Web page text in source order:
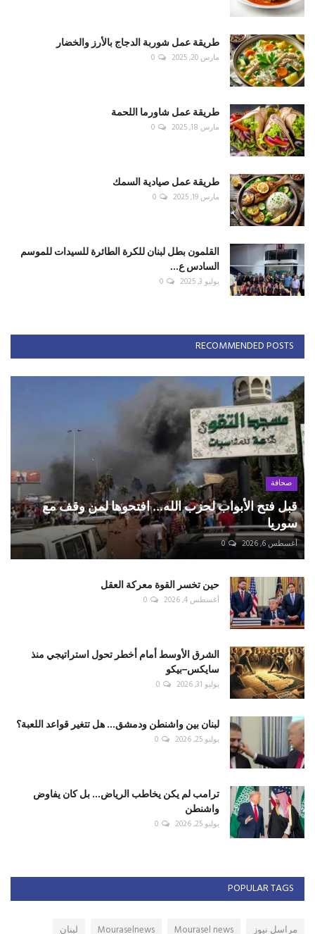
طريقة عمل شوربة الدجاج بالأرز والخضار
مارس 20, 2025 0
طريقة عمل شاورما اللحمة
مارس 18, 2025 0
طريقة عمل صيادية السمك
مارس 19, 2025 0
القلمون بطل لبنان للكرة الطائرة للسيدات للموسم
السادس ع...
يوليو 3, 2025 0
RECOMMENDED POSTS
صحافة
قبل فتح الأبواب لحزب الله... افتحوها لمن وقف مع
سوريا
أغسطس 6, 2026 0
حين تخسر القوة معركة العقل
أغسطس 4, 2026 0
الشرق الأوسط أمام أخطر تحول استراتيجي منذ
سايكس–بيكو
يوليو 31, 2026 0
لبنان بين واشنطن ودمشق... هل تتغير قواعد اللعبة؟
يوليو 25, 2026 0
ترامب لم يكن يخاطب الرياض... بل كان يفاوض
واشنطن
يوليو 25, 2026 0
POPULAR TAGS
مراسل نيوز Mourasel news
Mouraselnews
لبنان